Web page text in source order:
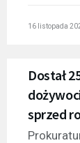
16 listopada
Dostał
sprzed